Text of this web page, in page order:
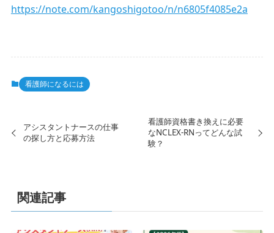
https://note.com/kangoshigotoo/n/n6805f4085e2a
看護師になるには
アシスタントナースの仕事
の探し方と応募方法
看護師資格書き換えに必要
なNCLEX-RNってどんな試
験？
関連記事